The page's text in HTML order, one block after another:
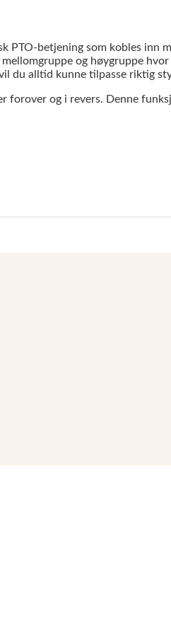
PTO-betjening som kobles inn
og høygruppe hvor
du alltid kunne tilpasse riktig
forover og i revers. Denne